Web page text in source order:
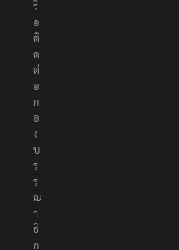
ว
ห
รื
อ
ติ
ด
ต่
อ
ก
อ
ง
บ
ร
ร
ณ
า